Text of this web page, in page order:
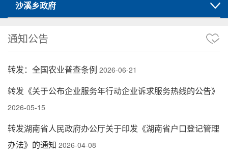
沙溪乡政府
通知公告
转发：全国农业普查条例 2026-06-21
转发《关于公布企业服务年行动企业诉求服务热线的公告》
2026-05-15
转发湖南省人民政府办公厅关于印发《湖南省户口登记管理
办法》的通知 2026-04-08